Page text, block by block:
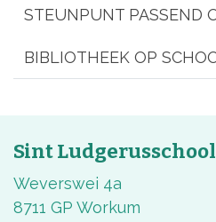
STEUNPUNT PASSEND
BIBLIOTHEEK OP
Sint Ludgerusschool
Weverswei 4a
8711 GP Workum